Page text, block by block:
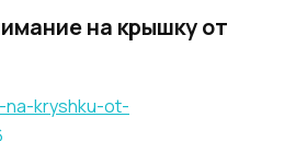
на крышку от